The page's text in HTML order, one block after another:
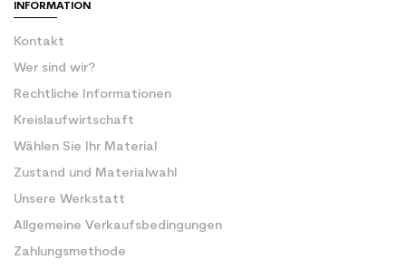
INFORMATION
Kontakt
Wer sind wir?
Rechtliche Informationen
Kreislaufwirtschaft
Wählen Sie Ihr Material
Zustand und Materialwahl
Unsere Werkstatt
Allgemeine Verkaufsbedingungen
Zahlungsmethode